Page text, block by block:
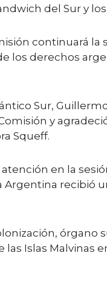
del Sur y
continuará
los derechos
Sur,
y
Squeff.
en la
recibió
órgano
Islas Malvinas